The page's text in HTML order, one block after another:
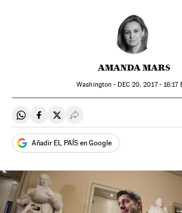
AMANDA MARS
Washington -DEC20, 2017 - 16:17
Compartir en Whatsapp
Compartir en Facebook
Compartir en Twitter
Desplegar Redes Sociales
Añadir EL PAÍS en Google